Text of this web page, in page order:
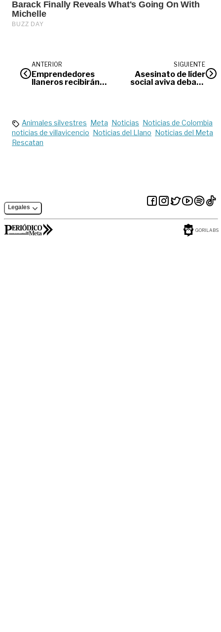
ANTERIOR
Emprendedores
llaneros recibirán
SIGUIENTE
Asesinato de líder
social aviva debate
Animales silvestres Meta Noticias Noticias de Colombia
noticias de villavicencio Noticias del Llano Noticias del Meta
Rescatan
Legales
GORILABS